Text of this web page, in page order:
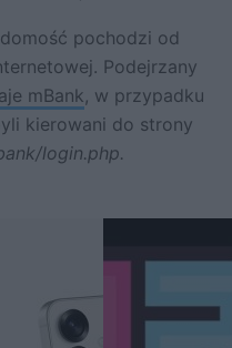
pochodzi od
Podejrzany
mBank, w przypadku
kierowani do strony
login.php.